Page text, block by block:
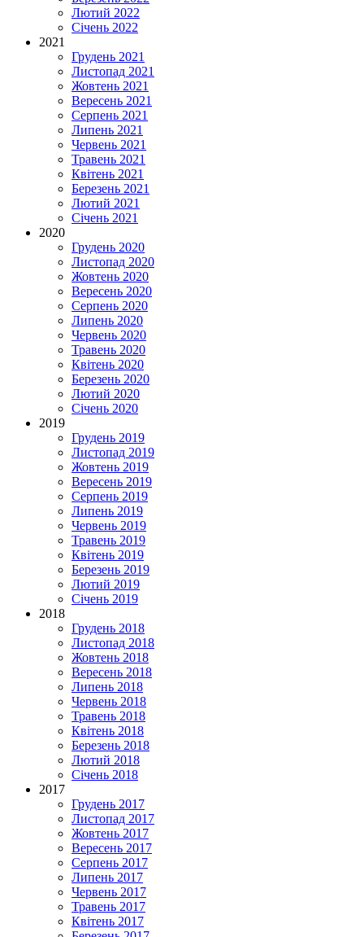
Лютий 2022
Січень 2022
2021
Грудень 2021
Листопад 2021
Жовтень 2021
Вересень 2021
Серпень 2021
Липень 2021
Червень 2021
Травень 2021
Квітень 2021
Березень 2021
Лютий 2021
Січень 2021
2020
Грудень 2020
Листопад 2020
Жовтень 2020
Вересень 2020
Серпень 2020
Липень 2020
Червень 2020
Травень 2020
Квітень 2020
Березень 2020
Лютий 2020
Січень 2020
2019
Грудень 2019
Листопад 2019
Жовтень 2019
Вересень 2019
Серпень 2019
Липень 2019
Червень 2019
Травень 2019
Квітень 2019
Березень 2019
Лютий 2019
Січень 2019
2018
Грудень 2018
Листопад 2018
Жовтень 2018
Вересень 2018
Липень 2018
Червень 2018
Травень 2018
Квітень 2018
Березень 2018
Лютий 2018
Січень 2018
2017
Грудень 2017
Листопад 2017
Жовтень 2017
Вересень 2017
Серпень 2017
Липень 2017
Червень 2017
Травень 2017
Квітень 2017